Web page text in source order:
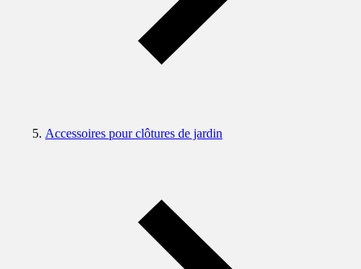
Accessoires pour clôtures de jardin